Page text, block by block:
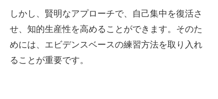
しかし、賢明なアプローチで、自己集中を復活さ
せ、知的生産性を高めることができます。そのた
めには、エビデンスベースの練習方法を取り入れ
ることが重要です。